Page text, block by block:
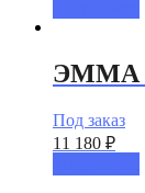
ЭММА
Под заказ
11 180 ₽